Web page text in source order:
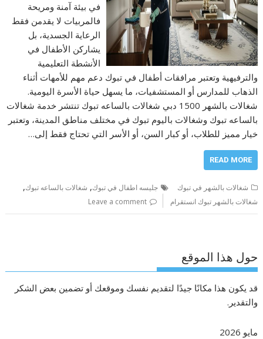
في بيئة آمنة ومريحة
فالمربيات لا يقدمن فقط
الرعاية الجسدية، بل
يشاركن الأطفال في
الأنشطة التعليمية
والترفيهية وتعتبر مرافقات أطفال في تبوك دعم مهم للأمهات أثناء
الذهاب للمدارس أو المستشفيات، ما يسهل حياة الأسرة اليومية.
شغالات بالشهر 1500 دبي شغالات بالساعه تبوك تنتشر خدمة شغالات
بالساعه تبوك وشغالات باليوم تبوك في مختلف مناطق المدينة، وتعتبر
خيار مميز للطلاب، أو كبار السن، أو الأسر التي تحتاج فقط إلى…
READ MORE
شغالات بالشهر في تبوك جليسه اطفال في تبوك, شغالات بالساعه تبوك,
شغالات بالشهر تبوك انستقرام Leave a comment
حول هذا الموقع
قد يكون هذا مكانًا جيدًا لتقديم نفسك وموقعك أو تضمين بعض الشكر
والتقدير.
مايو 2026